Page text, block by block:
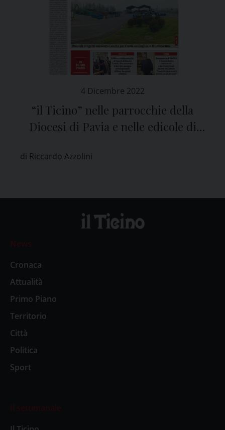
4 Dicembre 2022
“il Ticino” nelle parrocchie della
Diocesi di Pavia e nelle edicole di
di Riccardo Azzolini
News
Cronaca
Attualità
Primo Piano
Territorio
Città
Politica
Sport
Il settimanale